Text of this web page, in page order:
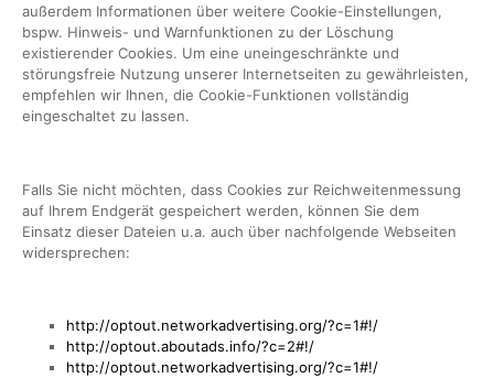
außerdem Informationen über weitere Cookie-Einstellungen,
bspw. Hinweis- und Warnfunktionen zu der Löschung
existierender Cookies. Um eine uneingeschränkte und
störungsfreie Nutzung unserer Internetseiten zu gewährleisten,
empfehlen wir Ihnen, die Cookie-Funktionen vollständig
eingeschaltet zu lassen.
Falls Sie nicht möchten, dass Cookies zur Reichweitenmessung
auf Ihrem Endgerät gespeichert werden, können Sie dem
Einsatz dieser Dateien u.a. auch über nachfolgende Webseiten
widersprechen:
http://optout.networkadvertising.org/?c=1#!/
http://optout.aboutads.info/?c=2#!/
http://optout.networkadvertising.org/?c=1#!/